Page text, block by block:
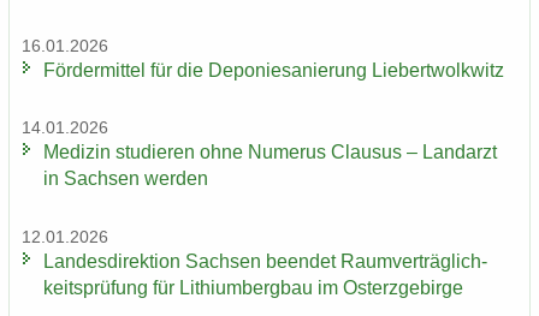
16.01.2026
För­der­mit­tel für die De­po­nie­sa­nie­rung Lie­bert­wolkwitz
14.01.2026
Me­di­zin stu­die­ren ohne Nu­me­rus Clau­sus – Land­arzt
in Sach­sen wer­den
12.01.2026
Lan­des­di­rek­ti­on Sach­sen be­en­det Ra­um­ver­träg­lich­
keits­prü­fung für Li­thi­um­berg­bau im Ost­erz­ge­bir­ge